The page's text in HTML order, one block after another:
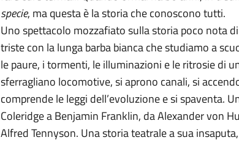
specie, ma questa è la storia che conoscono tutti.
Uno spettacolo mozzafiato sulla storia poco nota
triste con la lunga barba bianca che studiamo a
le paure, i tormenti, le illuminazioni e le ritrosie di
sferragliano locomotive, si aprono canali, si
comprende le leggi dell’evoluzione e si spaventa.
Coleridge a Benjamin Franklin, da Alexander von
Alfred Tennyson. Una storia teatrale a sua